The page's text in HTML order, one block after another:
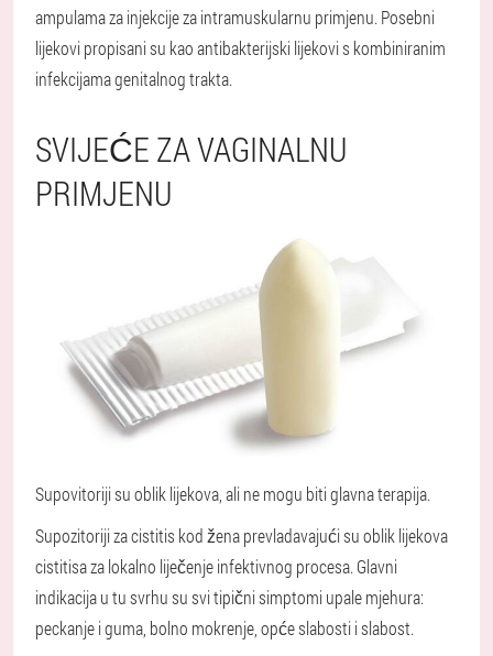
ampulama za injekcije za intramuskularnu primjenu. Posebni
lijekovi propisani su kao antibakterijski lijekovi s kombiniranim
infekcijama genitalnog trakta.
SVIJEĆE ZA VAGINALNU
PRIMJENU
Supovitoriji su oblik lijekova, ali ne mogu biti glavna terapija.
Supozitoriji za cistitis kod žena prevladavajući su oblik lijekova
cistitisa za lokalno liječenje infektivnog procesa. Glavni
indikacija u tu svrhu su svi tipični simptomi upale mjehura:
peckanje i guma, bolno mokrenje, opće slabosti i slabost.